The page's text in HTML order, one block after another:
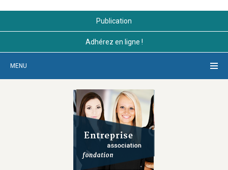
Publication
Adhérez en ligne !
MENU